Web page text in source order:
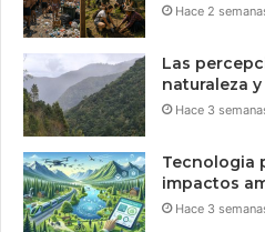
Hace 2
Las
naturaleza
Hace 3
Tecnologia
impactos
Hace 3